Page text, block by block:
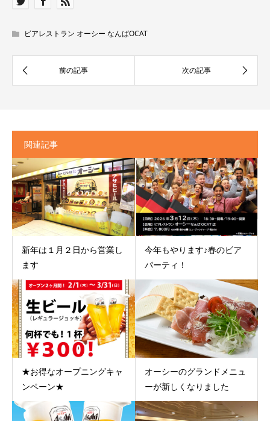
ビアレストラン オーシー なんばOCAT
関連記事
新年は１月２日から営業し
ます
今年もやります♪春のビア
パーティ！
★お得なオープニングキャ
ンペーン★
オーシーのグランドメニュ
ーが新しくなりました